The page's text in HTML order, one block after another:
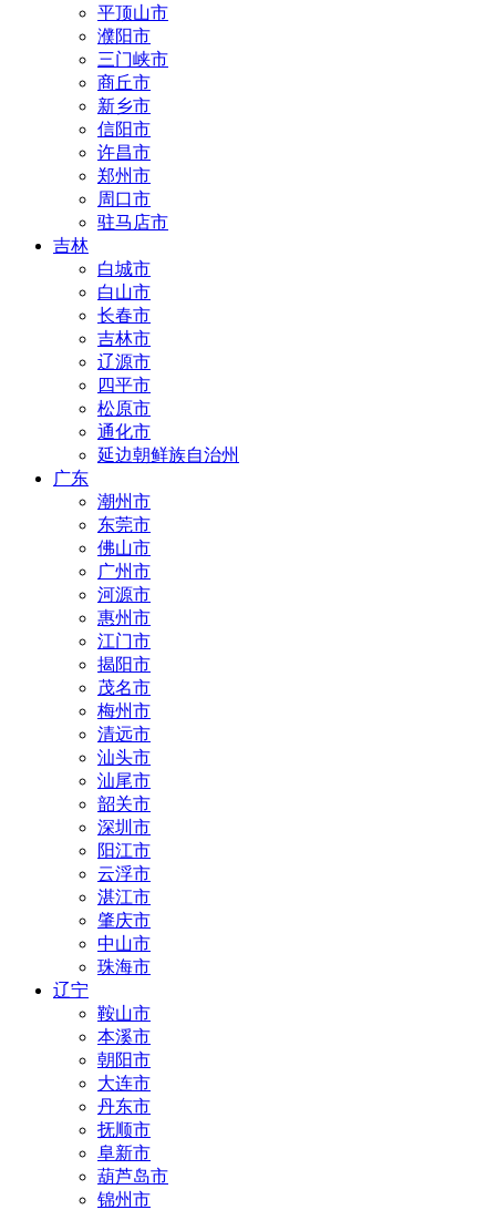
平顶山市
濮阳市
三门峡市
商丘市
新乡市
信阳市
许昌市
郑州市
周口市
驻马店市
吉林
白城市
白山市
长春市
吉林市
辽源市
四平市
松原市
通化市
延边朝鲜族自治州
广东
潮州市
东莞市
佛山市
广州市
河源市
惠州市
江门市
揭阳市
茂名市
梅州市
清远市
汕头市
汕尾市
韶关市
深圳市
阳江市
云浮市
湛江市
肇庆市
中山市
珠海市
辽宁
鞍山市
本溪市
朝阳市
大连市
丹东市
抚顺市
阜新市
葫芦岛市
锦州市